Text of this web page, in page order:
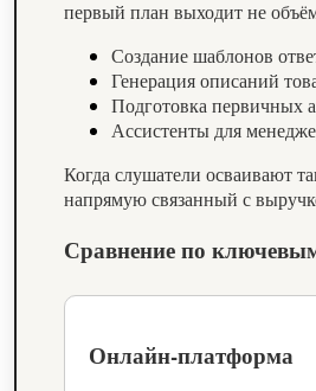
первый план выходит не
Создание шаблонов
Генерация описаний
Подготовка первичных
Ассистенты для
Когда слушатели осваивают
напрямую связанный с
Сравнение по
Онлайн‑платформа